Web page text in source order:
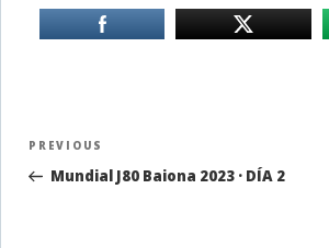
Navegación
entradas
Previous
Post
PREVIOUS
Mundial J80 Baiona 2023 · DÍA 2